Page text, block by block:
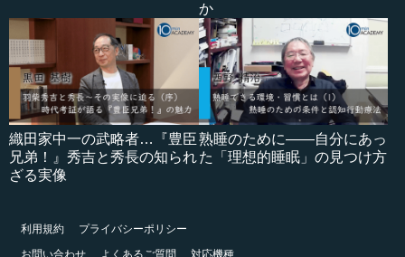
か
織田家中一の武略者…『豊臣
兄弟！』秀吉と秀長の知られ
ざる実像
熟睡のために――自分にあっ
た「理想的睡眠」の見つけ方
利用規約
プライバシーポリシー